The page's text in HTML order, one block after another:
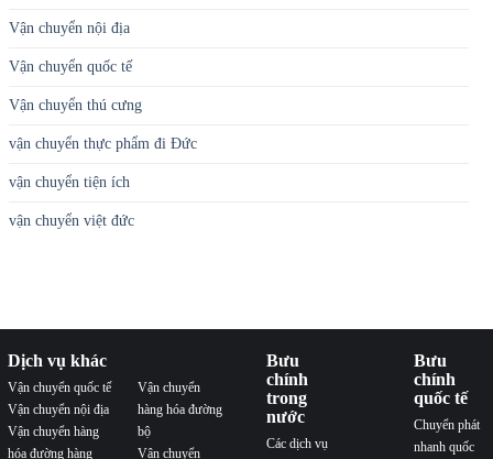
Vận chuyển nội địa
Vận chuyển quốc tế
Vận chuyển thú cưng
vận chuyển thực phẩm đi Đức
vận chuyển tiện ích
vận chuyển việt đức
Dịch vụ khác
Vận chuyển quốc tế
Vận chuyển nội địa
Vận chuyển hàng
hóa đường hàng
Vận chuyển
hàng hóa đường
bộ
Vận chuyển
Bưu
chính
trong
nước
Các dịch vụ
Bưu
chính
quốc tế
Chuyển phát
nhanh quốc